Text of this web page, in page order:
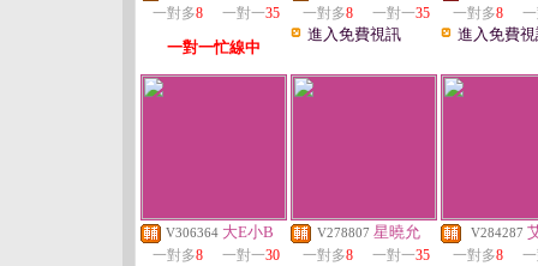
一對多8 一對一35
一對一忙線中
一對多8 一對一35
進入免費視訊
一對多8
進入免費
V306364 大E小B
一對多8 一對一30
V278807 星曉允
一對多8 一對一35
V284287
一對多8